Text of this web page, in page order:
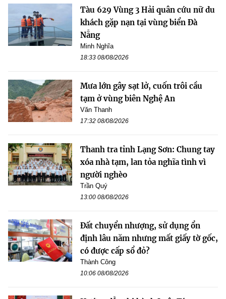
Tàu 629 Vùng 3 Hải quân cứu nữ du
khách gặp nạn tại vùng biển Đà
Nẵng
Minh Nghĩa
18:33 08/08/2026
Mưa lớn gây sạt lở, cuốn trôi cầu
tạm ở vùng biên Nghệ An
Văn Thanh
17:32 08/08/2026
Thanh tra tỉnh Lạng Sơn: Chung tay
xóa nhà tạm, lan tỏa nghĩa tình vì
người nghèo
Trần Quý
13:00 08/08/2026
Đất chuyển nhượng, sử dụng ổn
định lâu năm nhưng mất giấy tờ gốc,
có được cấp sổ đỏ?
Thành Công
10:06 08/08/2026